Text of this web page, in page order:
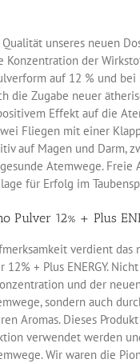
unseres neuen
Konzentration der
auf 12 % und
die Zugabe neuer
Effekt auf die
Fliegen mit einer
auf Magen und Darm,
Atemwege. Freie
für Erfolg im
Pulver 12% + Plus
verdient das
12% + Plus ENERGY.
und der
sondern auch
Aromas. Dieses
verwendet werden
Wir waren die